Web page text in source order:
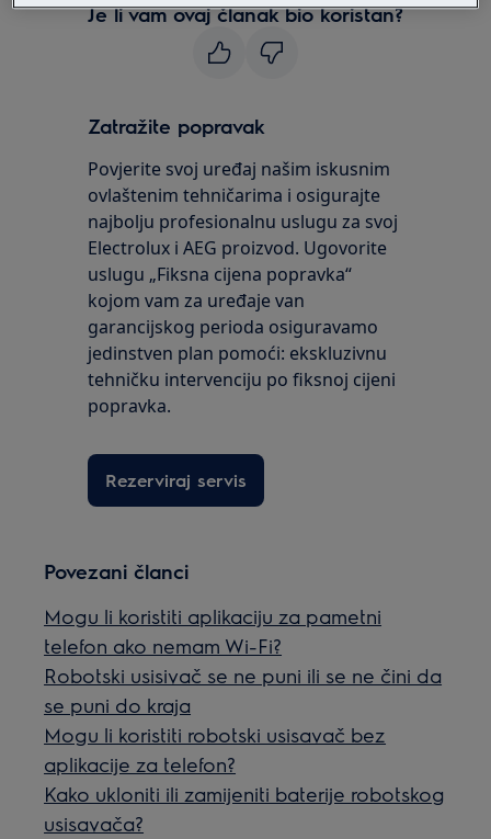
Je li vam ovaj članak bio koristan?
Zatražite popravak
Povjerite svoj uređaj našim iskusnim
ovlaštenim tehničarima i osigurajte
najbolju profesionalnu uslugu za svoj
Electrolux i AEG proizvod. Ugovorite
uslugu „Fiksna cijena popravka“
kojom vam za uređaje van
garancijskog perioda osiguravamo
jedinstven plan pomoći: ekskluzivnu
tehničku intervenciju po fiksnoj cijeni
popravka.
Rezerviraj servis
Povezani članci
Mogu li koristiti aplikaciju za pametni
telefon ako nemam Wi-Fi?
Robotski usisivač se ne puni ili se ne čini da
se puni do kraja
Mogu li koristiti robotski usisavač bez
aplikacije za telefon?
Kako ukloniti ili zamijeniti baterije robotskog
usisavača?